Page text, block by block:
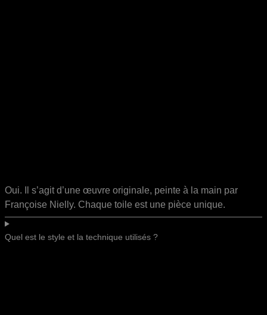
Oui. Il s’agit d’une œuvre originale, peinte à la main par
Françoise Nielly. Chaque toile est une pièce unique.
Quel est le style et la technique utilisés ?